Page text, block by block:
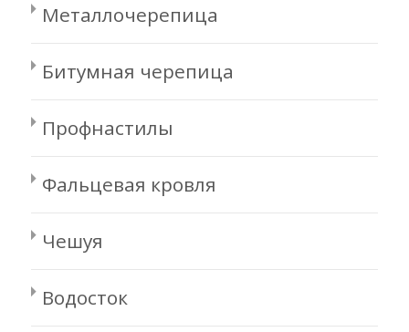
Металлочерепица
Битумная черепица
Профнастилы
Фальцевая кровля
Чешуя
Водосток